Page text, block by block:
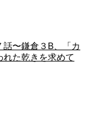
話〜鎌倉３B、「カ
た乾きを求めて